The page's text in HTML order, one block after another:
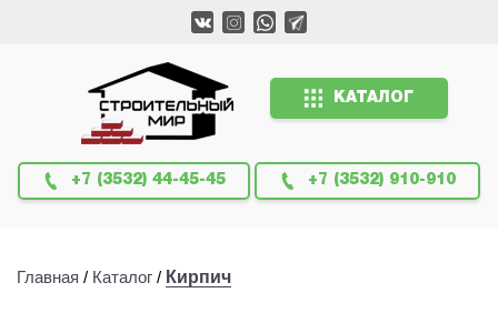
КАТАЛОГ
+7 (3532) 44-45-45 +7 (3532) 910-910
Главная / Каталог / Кирпич